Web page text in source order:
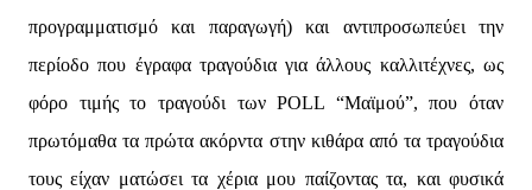
προγραμματισμό και παραγωγή) και αντιπροσωπεύει την
περίοδο που έγραφα τραγούδια για άλλους καλλιτέχνες, ως
φόρο τιμής το τραγούδι των POLL “Μαϊμού”, που όταν
πρωτόμαθα τα πρώτα ακόρντα στην κιθάρα από τα τραγούδια
τους είχαν ματώσει τα χέρια μου παίζοντας τα, και φυσικά